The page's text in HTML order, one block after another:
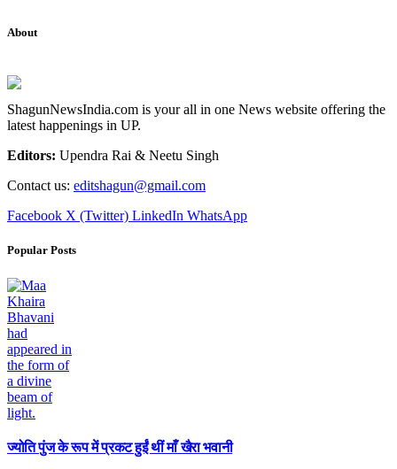
About
ShagunNewsIndia.com is your all in one News website offering the
latest happenings in UP.
Editors: Upendra Rai & Neetu Singh
Contact us: editshagun@gmail.com
Facebook X (Twitter) LinkedIn WhatsApp
Popular Posts
ज्योति पुंज के रूप में प्रकट हुईं थीं माँ खैरा भवानी